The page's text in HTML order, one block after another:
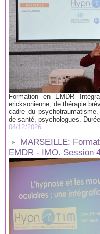
Formation en EMDR
ericksonienne, de thérapie
cadre du
de santé, psychologues.
04/12/2026
MARSEILLE:
EMDR - IMO. Session